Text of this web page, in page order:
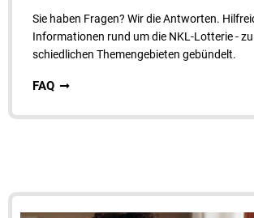
Sie haben Fragen? Wir die Antworten.
Informationen rund um die NKL-Lotterie -
schiedlichen Themengebieten gebündelt.
FAQ